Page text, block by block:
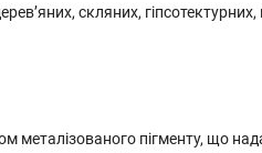
скляних, гіпсотектурних,
металізованого пігменту, що